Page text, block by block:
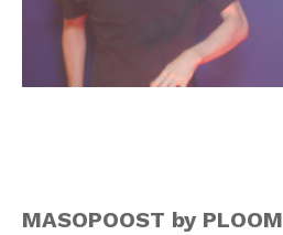
MASOPOOST by PLOOM